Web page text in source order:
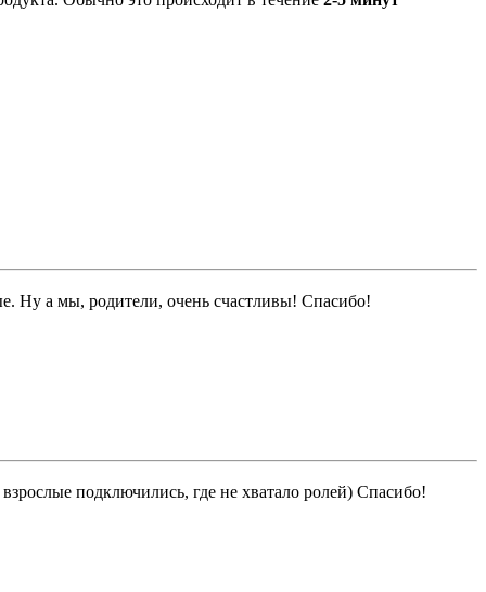
Ну а мы, родители, очень счастливы! Спасибо!
подключились, где не хватало ролей) Спасибо!